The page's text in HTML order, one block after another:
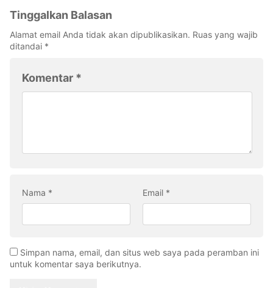
Tinggalkan Balasan
Alamat email Anda tidak akan dipublikasikan. Ruas yang wajib
ditandai *
Komentar *
Nama * Email *
Simpan nama, email, dan situs web saya pada peramban ini
untuk komentar saya berikutnya.